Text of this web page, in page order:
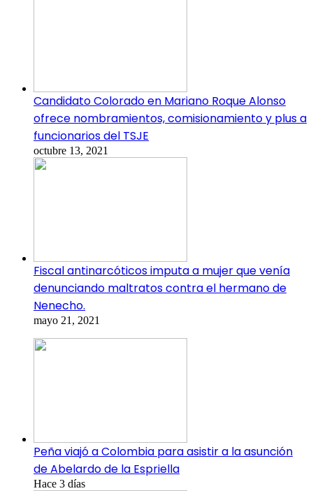
Candidato Colorado en Mariano Roque Alonso
ofrece nombramientos, comisionamiento y plus a
funcionarios del TSJE
octubre 13, 2021
Fiscal antinarcóticos imputa a mujer que venía
denunciando maltratos contra el hermano de
Nenecho.
mayo 21, 2021
Peña viajó a Colombia para asistir a la asunción
de Abelardo de la Espriella
Hace 3 días